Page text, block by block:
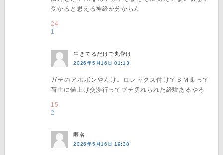
受かると思える神経が分からん
24
1
生きてるだけで丸儲け
2026年5月16日 01:13
ガチのアホボンやんけ。ロレックス付けてＢＭ乗って
荷主に値上げ交渉行ってブチ切れられた経験あるやろ
15
2
匿名
2026年5月16日 19:38